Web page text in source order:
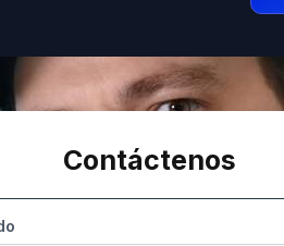
Contáctenos